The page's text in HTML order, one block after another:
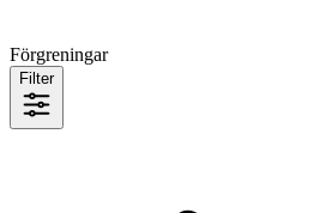
Förgreningar
Filter